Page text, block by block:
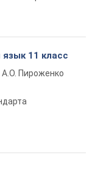
язык 11 класс
Пироженко